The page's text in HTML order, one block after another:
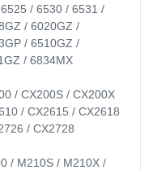
/ 6530 / 6531 /
/ 6020GZ /
/ 6510GZ /
/ 6834MX
/ CX200S / CX200X
/ CX2615 / CX2618
/ CX2728
/ M210S / M210X /